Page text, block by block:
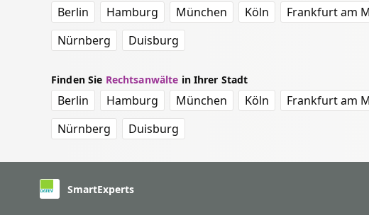
Berlin Hamburg München Köln Frankfurt am
Nürnberg
Duisburg
Finden Sie Rechtsanwälte in Ihrer Stadt
Berlin Hamburg München Köln Frankfurt am
Nürnberg
Duisburg
SmartExperts